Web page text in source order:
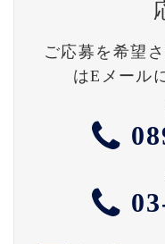
ご応募を希望
はEメール